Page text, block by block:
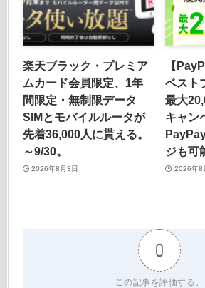
楽天ブラック・プレミア
ムカード会員限定、1年
間限定・無制限データ
SIMとモバイルルータが
先着36,000人に貰える。
～9/30。
2026年8月3日
【
ベスト
最大
キャン
ジも可
2026年8
0
この記事を評価する。